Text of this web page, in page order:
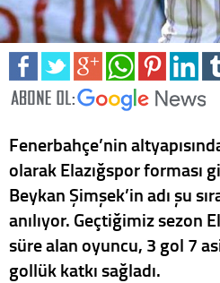
Fenerbahçe’nin
olarak Elazığspor forması
Beykan Şimşek’in adı şu
anılıyor. Geçtiğimiz sezon
süre alan oyuncu, 3 gol 7
gollük katkı sağladı.